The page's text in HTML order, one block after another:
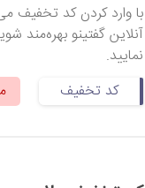
آنلاین گفتینو بهره‌مند
نمایید.
کد تخفیف